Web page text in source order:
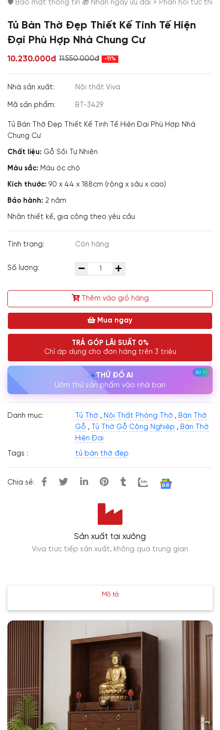
Tủ Bàn Thờ Đẹp Thiết Kế Tinh Tế Hiện
Đại Phù Hợp Nhà Chung Cư
10.230.000đ 11.550.000đ -11%
Nhà sản xuất: Nội thất Viva
Mã sản phẩm: BT-3429
Tủ Bàn Thờ Đẹp Thiết Kế Tinh Tế Hiện Đại Phù Hợp Nhà
Chung Cư
Chất liệu: Gỗ Sồi Tự Nhiên
Màu sắc: Màu óc chó
Kích thước: 90 x 44 x 188cm (rộng x sâu x cao)
Bảo hành: 2 năm
Nhận thiết kế, gia công theo yêu cầu
Tình trạng: Còn hàng
Số lượng:
Thêm vào giỏ hàng
Mua ngay
TRẢ GÓP LÃI SUẤT 0%
Chỉ áp dụng cho đơn hàng trên 3 triệu
THỬ ĐỒ AI
Ướm thử sản phẩm vào nhà bạn
Danh mục: Tủ Thờ , Nội Thất Phòng Thờ , Bàn Thờ
Gỗ , Tủ Thờ Gỗ Công Nghiệp , Bàn Thờ
Hiện Đại
Tags :
tủ bàn thờ đẹp
Chia sẻ:
Sản xuất tại xưởng
Viva trực tiếp sản xuất, không qua trung gian
Mô tả